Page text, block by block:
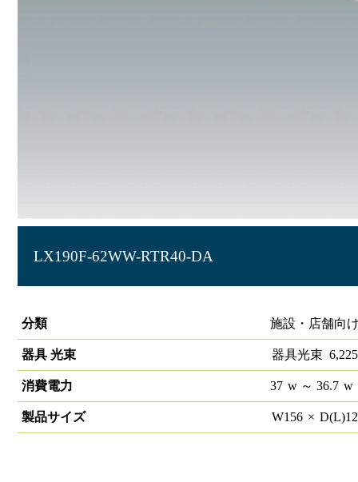
LX190F-62WW-RTR40-DA
分類
施設・店舗向
器具 光束 器具光束 6,225
消費電力 37 w～ 36.7 w
製品サイズ W156 × D(L)